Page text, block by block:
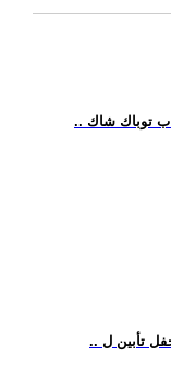
توباك شاك
تأبين ل